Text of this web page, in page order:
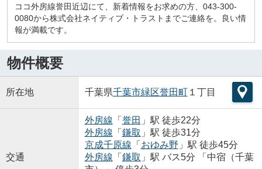
ココ外房線誉田近辺にて、新着情報をお求めの方、043-300-
0080から株式会社ネイティブ・トラストまでご連絡を。良い情
報が満載です。
物件概要
所在地 千葉県千葉市緑区誉田町１丁目
交通
外房線 「 誉田 」駅 徒歩22分
外房線 「 鎌取 」駅 徒歩31分
京成千原線 「 おゆみ野 」駅 徒歩45分
外房線 「 鎌取 」駅 バス5分 「中宿（千葉